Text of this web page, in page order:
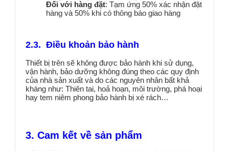
Đối với hàng đặt: Tạm ứng 50% xác nhận đặt
hàng và 50% khi có thông báo giao hàng
2.3. Điều khoản bảo hành
Thiết bị trên sẽ không được bảo hành khi sử dụng,
vận hành, bảo dưỡng không đúng theo các quy định
của nhà sản xuất và do các nguyên nhân bất khả
kháng như: Thiên tai, hoả hoạn, môi trường, phá hoại
hay tem niêm phong bảo hành bị xé rách…
3. Cam kết về sản phẩm